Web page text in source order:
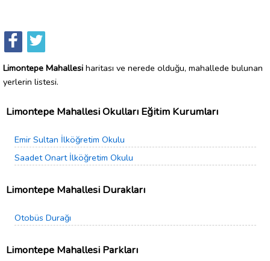
Limontepe Mahallesi haritası ve nerede olduğu, mahallede bulunan
yerlerin listesi.
Limontepe Mahallesi Okulları Eğitim Kurumları
Emir Sultan İlköğretim Okulu
Saadet Onart İlköğretim Okulu
Limontepe Mahallesi Durakları
Otobüs Durağı
Limontepe Mahallesi Parkları